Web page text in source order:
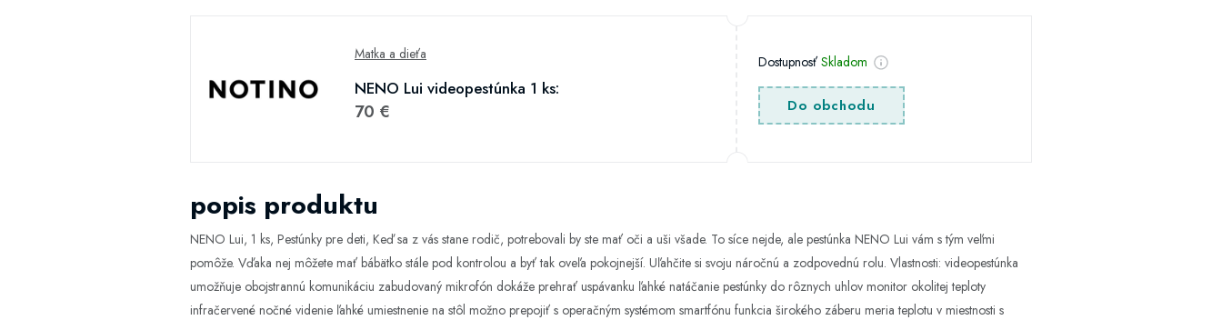
Matka a dieťa
NENO Lui videopestúnka 1 ks:
70 €
DostupnosťSkladom
Do obchodu
popis produktu
NENO Lui, 1 ks, Pestúnky pre deti, Keď sa z vás stane rodič, potrebovali by ste mať oči a uši všade. To síce nejde, ale pestúnka NENO Lui vám s tým veľmi
pomôže. Vďaka nej môžete mať bábätko stále pod kontrolou a byť tak oveľa pokojnejší. Uľahčite si svoju náročnú a zodpovednú rolu. Vlastnosti: videopestúnka
umožňuje obojstrannú komunikáciu zabudovaný mikrofón dokáže prehrať uspávanku ľahké natáčanie pestúnky do rôznych uhlov monitor okolitej teploty
infračervené nočné videnie ľahké umiestnenie na stôl možno prepojiť s operačným systémom smartfónu funkcia širokého záberu meria teplotu v miestnosti s